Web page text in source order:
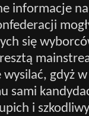
informacje
się
wysilać, gdyż
sami
i